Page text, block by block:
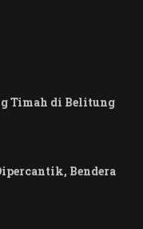
Timah di Belitung
Bendera